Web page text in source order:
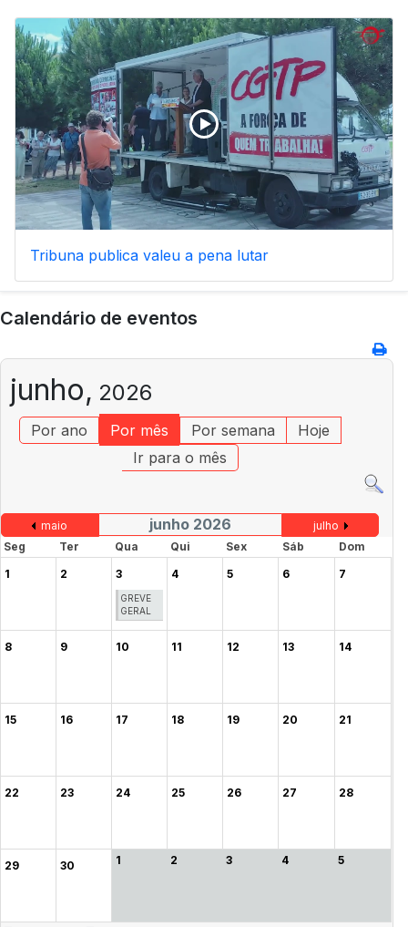
Tribuna publica valeu a pena lutar
Calendário de eventos
junho, 2026
Por ano Por mês Por semana
Hoje
Ir para o mês
maio junho 2026
julho
Seg
Ter Qua Qui Sex Sáb
Dom
1
2 3
GREVE
GERAL
4 5 6 7
8 9 10 11 12 13 14
15 16 17 18 19 20 21
22 23 24 25 26 27 28
29 30 1 2 3 4 5